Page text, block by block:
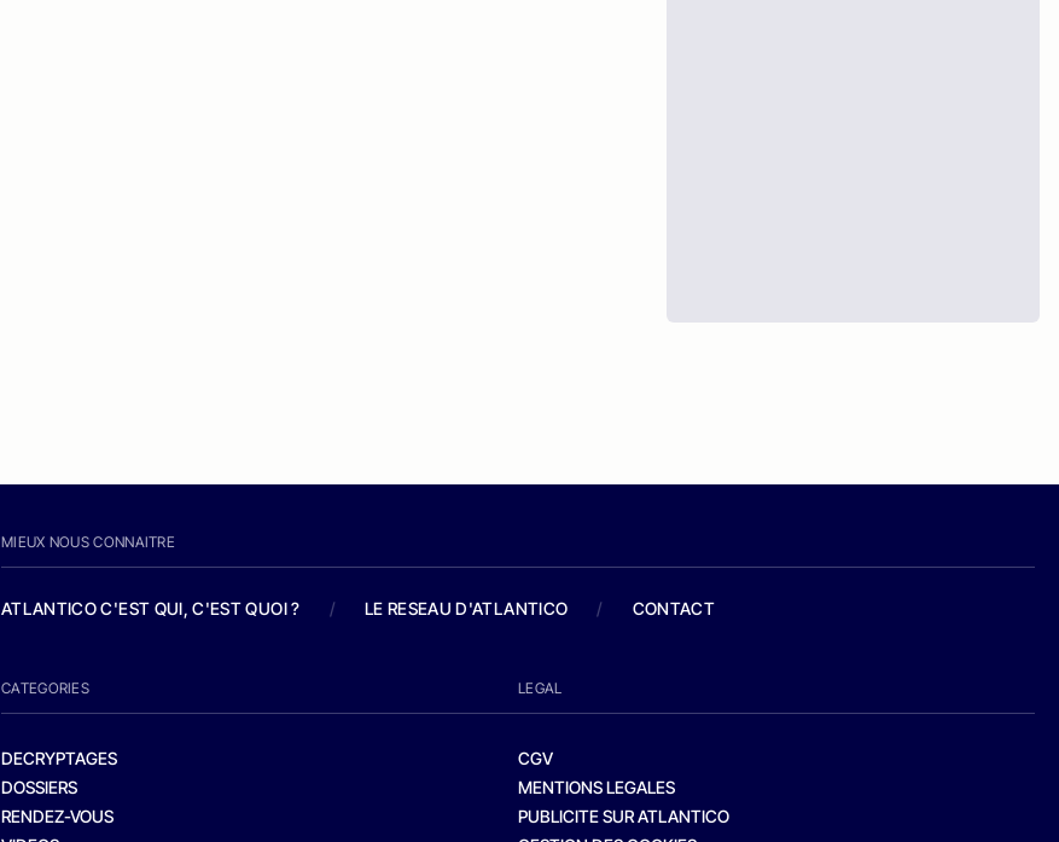
MIEUX NOUS CONNAITRE
ATLANTICO C'EST QUI, C'EST QUOI ? / LE RESEAU D'ATLANTICO / CONTACT
CATEGORIES
DECRYPTAGES
DOSSIERS
RENDEZ-VOUS
LEGAL
CGV
MENTIONS LEGALES
PUBLICITE SUR ATLANTICO